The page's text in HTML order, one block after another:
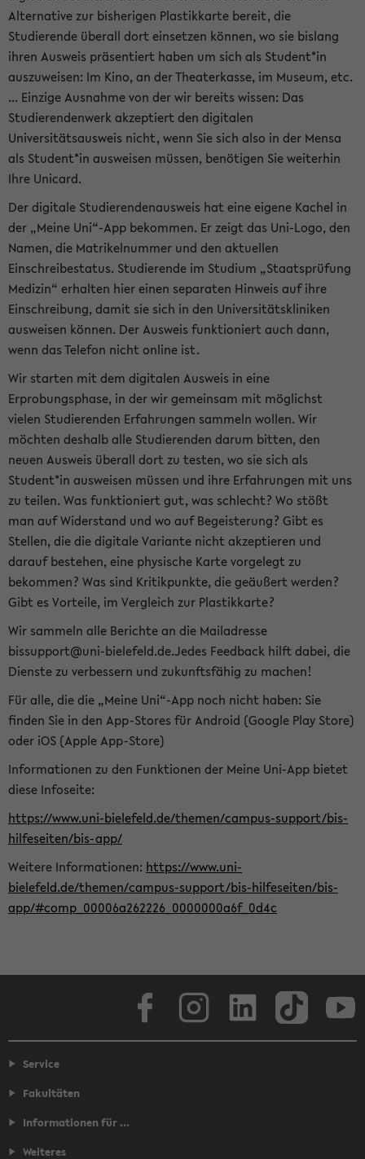
Alternative zur bisherigen Plastikkarte bereit, die
Studierende überall dort einsetzen können, wo sie bislang
ihren Ausweis präsentiert haben um sich als Student*in
auszuweisen: Im Kino, an der Theaterkasse, im Museum, etc.
... Einzige Ausnahme von der wir bereits wissen: Das
Studierendenwerk akzeptiert den digitalen
Universitätsausweis nicht, wenn Sie sich also in der Mensa
als Student*in ausweisen müssen, benötigen Sie weiterhin
Ihre Unicard.
Der digitale Studierendenausweis hat eine eigene Kachel in
der „Meine Uni“-App bekommen. Er zeigt das Uni-Logo, den
Namen, die Matrikelnummer und den aktuellen
Einschreibestatus. Studierende im Studium „Staatsprüfung
Medizin“ erhalten hier einen separaten Hinweis auf ihre
Einschreibung, damit sie sich in den Universitätskliniken
ausweisen können. Der Ausweis funktioniert auch dann,
wenn das Telefon nicht online ist.
Wir starten mit dem digitalen Ausweis in eine
Erprobungsphase, in der wir gemeinsam mit möglichst
vielen Studierenden Erfahrungen sammeln wollen. Wir
möchten deshalb alle Studierenden darum bitten, den
neuen Ausweis überall dort zu testen, wo sie sich als
Student*in ausweisen müssen und ihre Erfahrungen mit uns
zu teilen. Was funktioniert gut, was schlecht? Wo stößt
man auf Widerstand und wo auf Begeisterung? Gibt es
Stellen, die die digitale Variante nicht akzeptieren und
darauf bestehen, eine physische Karte vorgelegt zu
bekommen? Was sind Kritikpunkte, die geäußert werden?
Gibt es Vorteile, im Vergleich zur Plastikkarte?
Wir sammeln alle Berichte an die Mailadresse
bissupport@uni-bielefeld.de.Jedes Feedback hilft dabei, die
Dienste zu verbessern und zukunftsfähig zu machen!
Für alle, die die „Meine Uni“-App noch nicht haben: Sie
finden Sie in den App-Stores für Android (Google Play Store)
oder iOS (Apple App-Store)
Informationen zu den Funktionen der Meine Uni-App bietet
diese Infoseite:
https://www.uni-bielefeld.de/themen/campus-support/bis-
hilfeseiten/bis-app/
Weitere Informationen: https://www.uni-
bielefeld.de/themen/campus-support/bis-hilfeseiten/bis-
app/#comp_00006a262226_0000000a6f_0d4c
Service
Fakultäten
Informationen für ...
Weiteres